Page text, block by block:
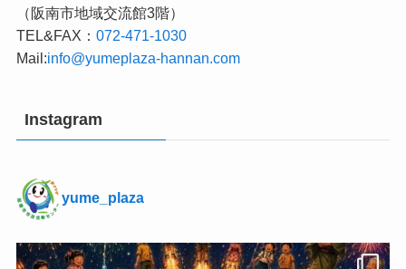
（阪南市地域交流館3階）
TEL&FAX： 072-471-1030
Mail:info@yumeplaza-hannan.com
Instagram
yume_plaza